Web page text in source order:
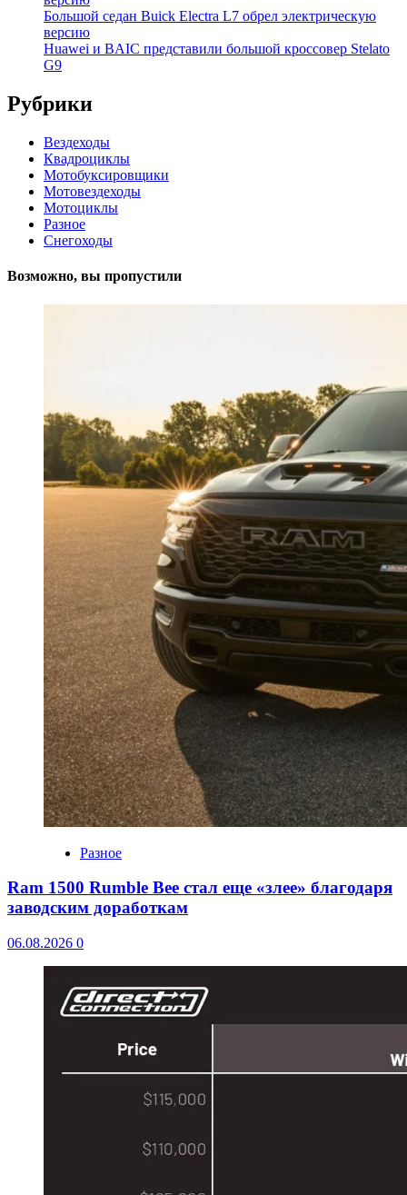
Большой седан Buick Electra L7 обрел электрическую
версию
Huawei и BAIC представили большой кроссовер Stelato
G9
Рубрики
Вездеходы
Квадроциклы
Мотобуксировщики
Мотовездеходы
Мотоциклы
Разное
Снегоходы
Возможно, вы пропустили
Разное
Ram 1500 Rumble Bee стал еще «злее» благодаря
заводским доработкам
06.08.2026 0